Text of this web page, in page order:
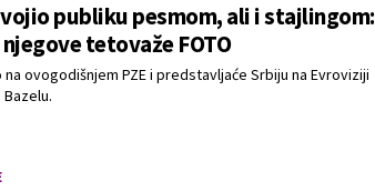
publiku pesmom, ali i stajlingom:
tetovaže FOTO
ovogodišnjem PZE i predstavljaće Srbiju na Evroviziji